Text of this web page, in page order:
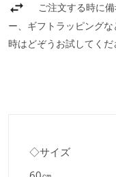
ご注文する時に
ー、ギフトラッピング
時はどぞうお試してくだ
◇サイズ